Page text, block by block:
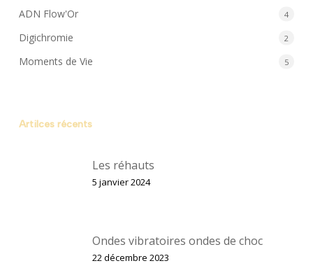
ADN Flow'Or 4
Digichromie 2
Moments de Vie 5
Artilces récents
Les réhauts
5 janvier 2024
Ondes vibratoires ondes de choc
22 décembre 2023